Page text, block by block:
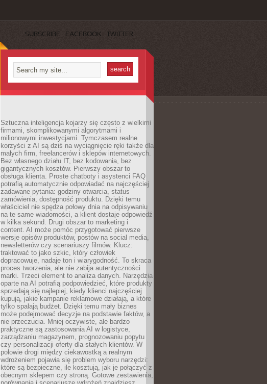
SUBSCRIBE FACEBOOK TWITTER
Sztuczna inteligencja kojarzy się często z wielkimi
firmami, skomplikowanymi algorytmami i
milionowymi inwestycjami. Tymczasem realne
korzyści z AI są dziś na wyciągnięcie ręki także dla
małych firm, freelancerów i sklepów internetowych.
Bez własnego działu IT, bez kodowania, bez
gigantycznych kosztów. Pierwszy obszar to
obsługa klienta. Proste chatboty i asystenci FAQ
potrafią automatycznie odpowiadać na najczęściej
zadawane pytania: godziny otwarcia, status
zamówienia, dostępność produktu. Dzięki temu
właściciel nie spędza połowy dnia na odpisywaniu
na te same wiadomości, a klient dostaje odpowiedź
w kilka sekund. Drugi obszar to marketing i
content. AI może pomóc przygotować pierwsze
wersje opisów produktów, postów na social media,
newsletterów czy scenariuszy filmów. Klucz:
traktować to jako szkic, który człowiek
dopracowuje, nadaje ton i wiarygodność. To skraca
proces tworzenia, ale nie zabija autentyczności
marki. Trzeci element to analiza danych. Narzędzia
oparte na AI potrafią podpowiedzieć, które produkty
sprzedają się najlepiej, kiedy klienci najczęściej
kupują, jakie kampanie reklamowe działają, a które
tylko spalają budżet. Dzięki temu mały biznes
może podejmować decyzje na podstawie faktów, a
nie przeczucia. Mniej oczywiste, ale bardzo
praktyczne są zastosowania AI w logistyce,
zarządzaniu magazynem, prognozowaniu popytu
czy personalizacji oferty dla stałych klientów. W
połowie drogi między ciekawostką a realnym
wdrożeniem pojawia się problem wyboru narzędzi:
które są bezpieczne, ile kosztują, jak je połączyć z
obecnym sklepem czy stroną. Gotowe zestawienia,